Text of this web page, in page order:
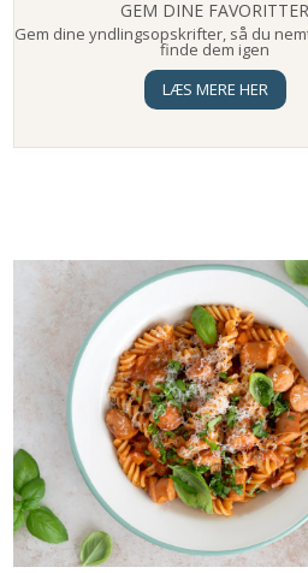
GEM DINE FAVORITTER
Gem dine yndlingsopskrifter, så du
finde dem igen
LÆS MERE HER